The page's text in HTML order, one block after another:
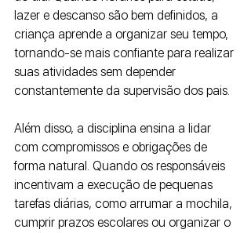
lazer e descanso são bem definidos, a
criança aprende a organizar seu tempo,
tornando-se mais confiante para realizar
suas atividades sem depender
constantemente da supervisão dos pais.
Além disso, a disciplina ensina a lidar
com compromissos e obrigações de
forma natural. Quando os responsáveis
incentivam a execução de pequenas
tarefas diárias, como arrumar a mochila,
cumprir prazos escolares ou organizar o